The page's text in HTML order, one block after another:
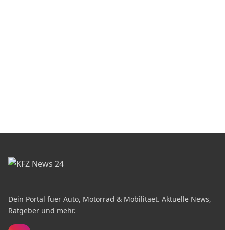
Dein Portal fuer Auto, Motorrad & Mobilitaet. Aktuelle News,
Ratgeber und mehr.